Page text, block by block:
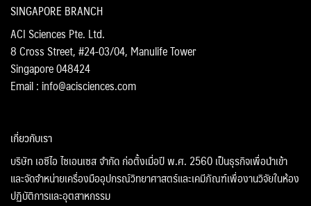
SINGAPORE BRANCH
ACI Sciences Pte. Ltd.
8 Cross Street, #24-03/04, Manulife Tower
Singapore 048424
Email : info@acisciences.com
เกี่ยวกับเรา
บริษัท เอซีไอ ไซเอนเซส จำกัด ก่อตั้งเมื่อปี พ.ศ. 2560 เป็นธุรกิจเพื่อนำเข้า
และจัดจำหน่ายเครื่องมืออุปกรณ์วิทยาศาสตร์และเคมีภัณฑ์เพื่องานวิจัยในห้อง
ปฏิบัติการและอุตสาหกรรม